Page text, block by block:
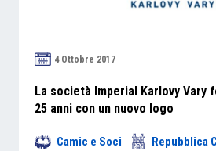
4 Ottobre 2017
La società Imperial Karlovy Vary
25 anni con un nuovo logo
Camic e Soci Repubblica